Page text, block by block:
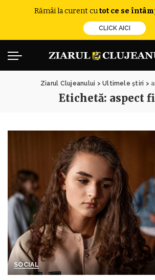
Rămâi la curent cutot ce se
CLICK AICI
Ziarul Clujeanului >Ultimele știri >
Etichetă: aspect
SOCIAL